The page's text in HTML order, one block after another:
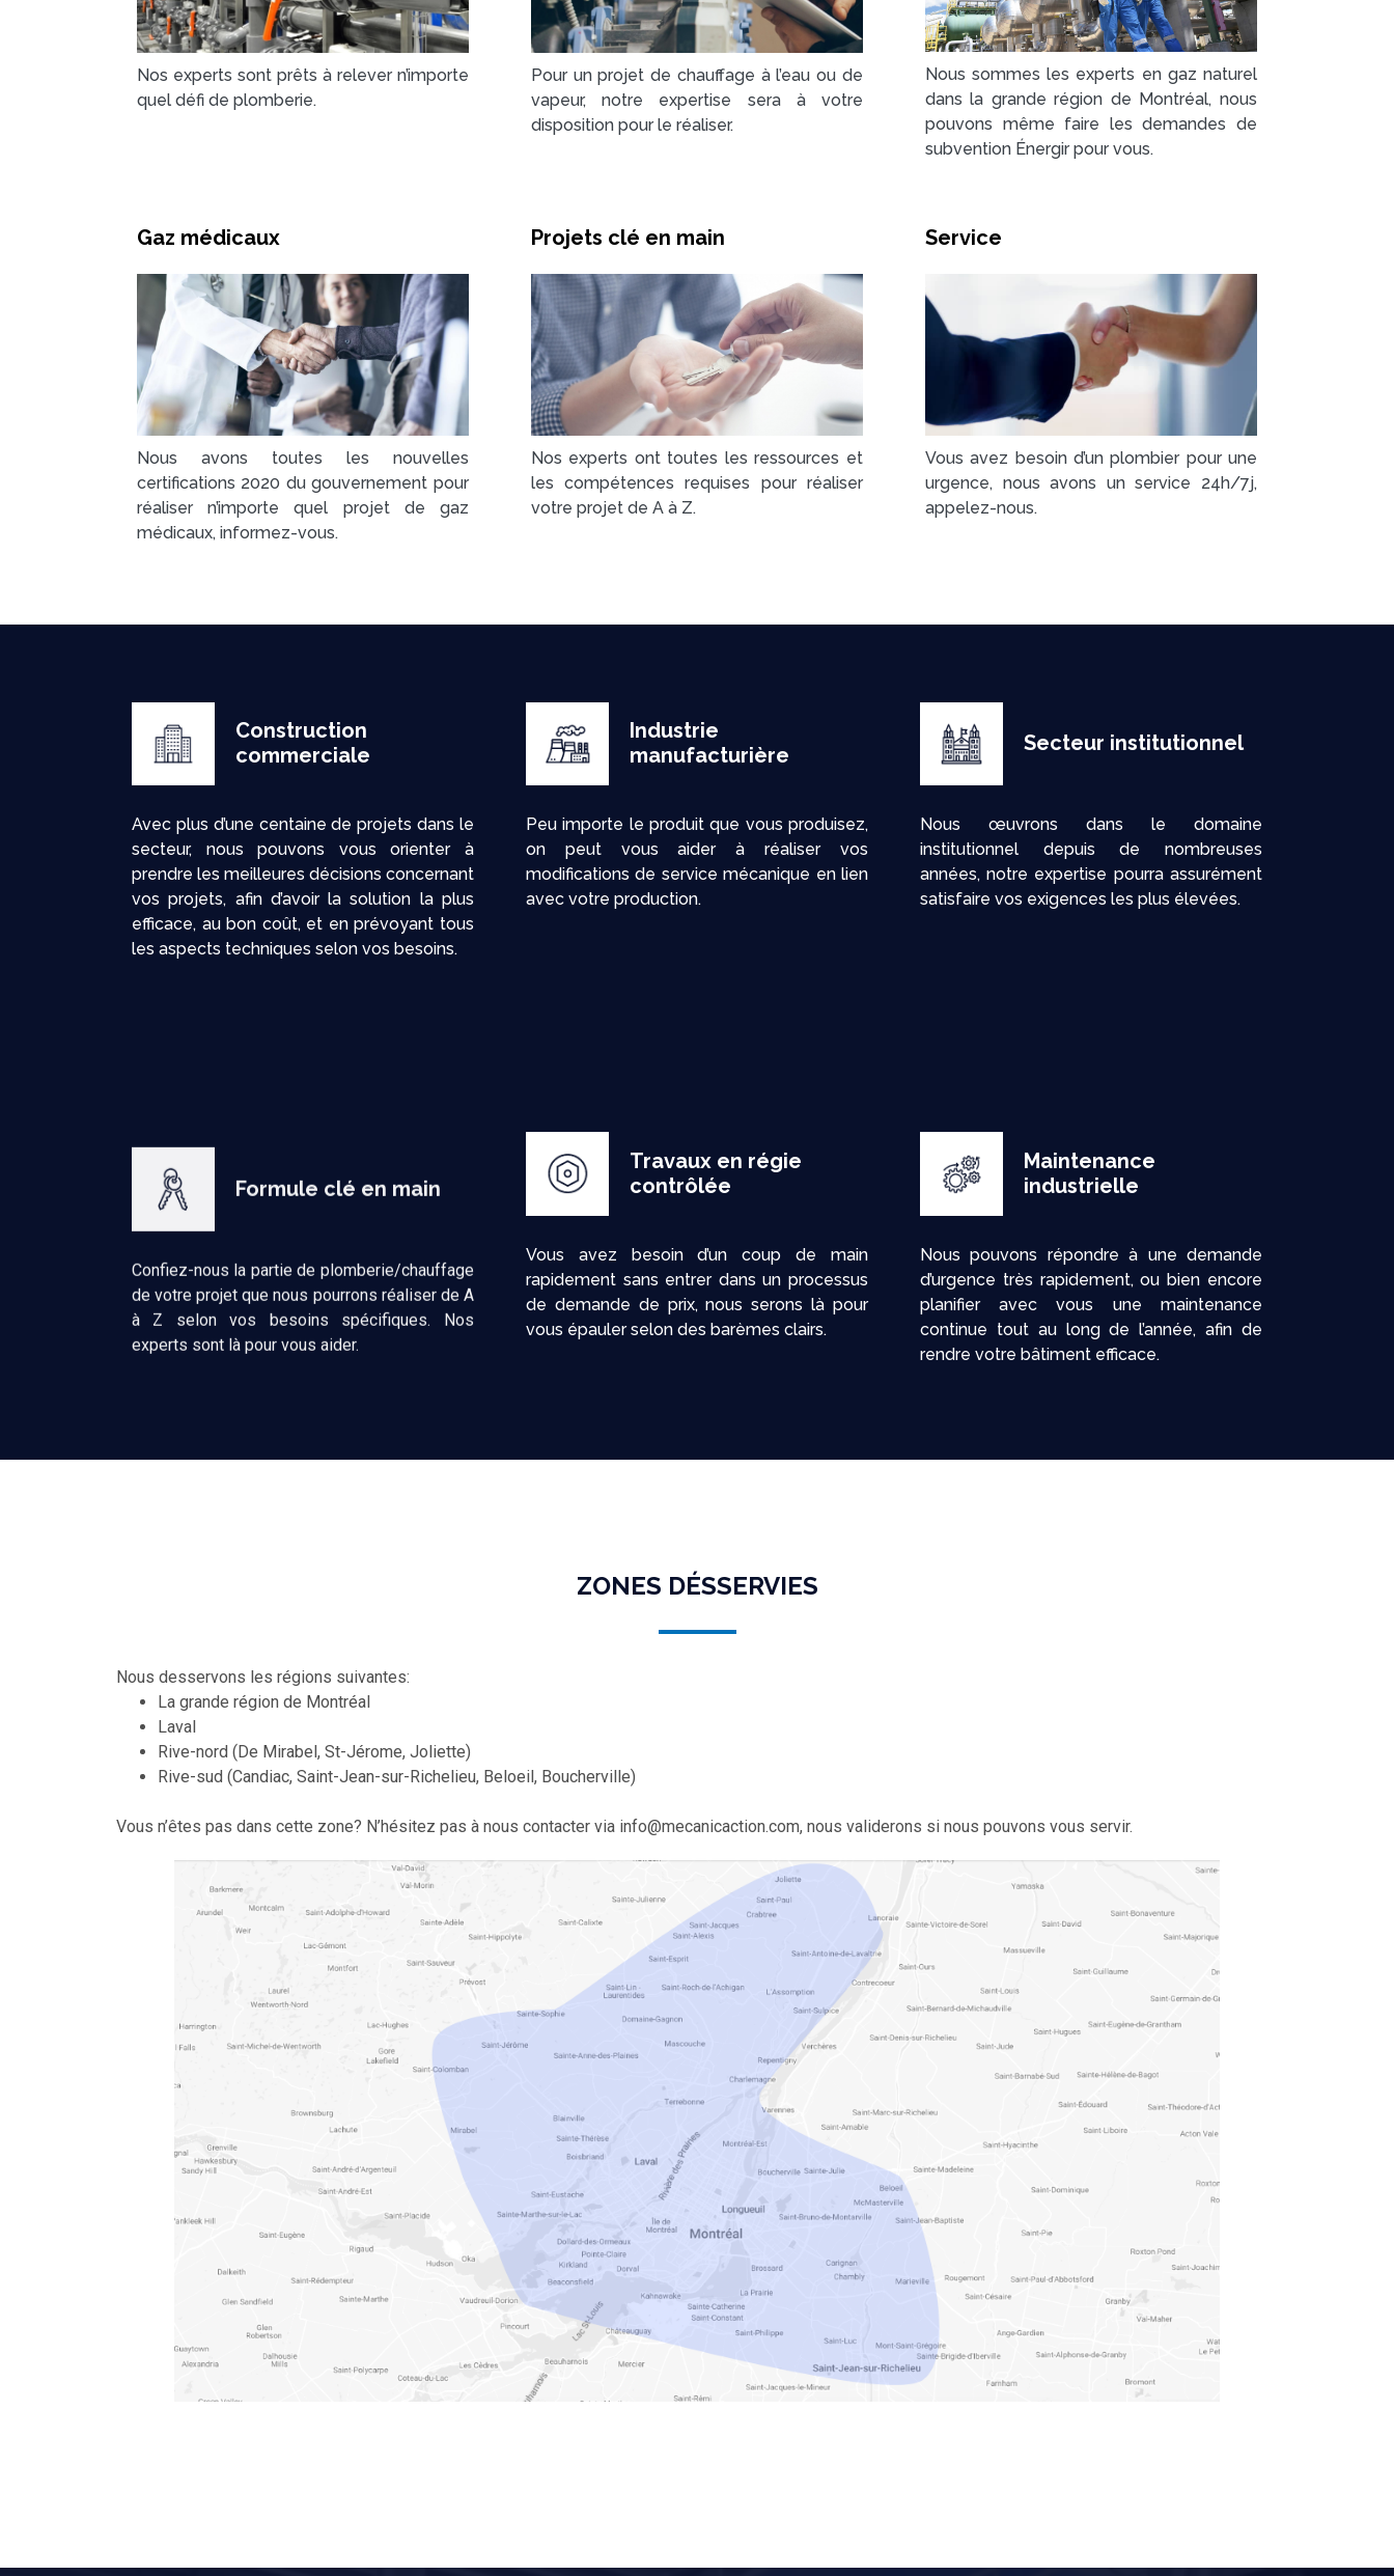
Nos experts sont prêts à relever n’importe
quel défi de plomberie.
Pour un projet de chauffage à l’eau ou de
vapeur, notre expertise sera à votre
disposition pour le réaliser.
Nous sommes les experts en gaz naturel
dans la grande région de Montréal, nous
pouvons même faire les demandes de
subvention Énergir pour vous.
Gaz médicaux​
Nous avons toutes les nouvelles
certifications 2020 du gouvernement pour
réaliser n’importe quel projet de gaz
médicaux, informez-vous.
Projets clé en main
Nos experts ont toutes les ressources et
les compétences requises pour réaliser
votre projet de A à Z.
Service
Vous avez besoin d’un plombier pour une
urgence, nous avons un service 24h/7j,
appelez-nous.
Construction
commerciale
Avec plus d’une centaine de projets dans le
secteur, nous pouvons vous orienter à
prendre les meilleures décisions concernant
vos projets, afin d’avoir la solution la plus
efficace, au bon coût, et en prévoyant tous
les aspects techniques selon vos besoins.
Industrie
manufacturière
Peu importe le produit que vous produisez,
on peut vous aider à réaliser vos
modifications de service mécanique en lien
avec votre production.
Secteur institutionnel
Nous œuvrons dans le domaine
institutionnel depuis de nombreuses
années, notre expertise pourra assurément
satisfaire vos exigences les plus élevées.
de votre projet que nous pourrons réaliser de A
à Z selon vos besoins spécifiques. Nos
experts sont là pour vous aider.
Travaux en régie
contrôlée
Vous avez besoin d’un coup de main
rapidement sans entrer dans un processus
de demande de prix, nous serons là pour
vous épauler selon des barèmes clairs.
Maintenance
industrielle
Nous pouvons répondre à une demande
d’urgence très rapidement, ou bien encore
planifier avec vous une maintenance
continue tout au long de l’année, afin de
rendre votre bâtiment efficace.
ZONES DÉSSERVIES
Nous desservons les régions suivantes:
La grande région de Montréal
Laval
Rive-nord (De Mirabel, St-Jérome, Joliette)
Rive-sud (Candiac, Saint-Jean-sur-Richelieu, Beloeil, Boucherville)
Vous n’êtes pas dans cette zone? N’hésitez pas à nous contacter via info@mecanicaction.com, nous validerons si nous pouvons vous servir.